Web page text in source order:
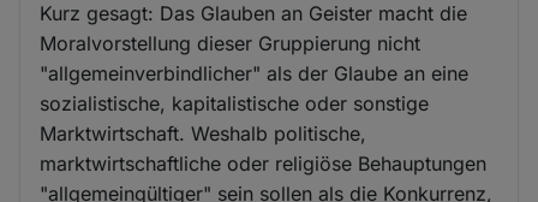
Kurz gesagt: Das Glauben an Geister macht die
Moralvorstellung dieser Gruppierung nicht
"allgemeinverbindlicher" als der Glaube an eine
sozialistische, kapitalistische oder sonstige
Marktwirtschaft. Weshalb politische,
marktwirtschaftliche oder religiöse Behauptungen
"allgemeingültiger" sein sollen als die Konkurrenz,